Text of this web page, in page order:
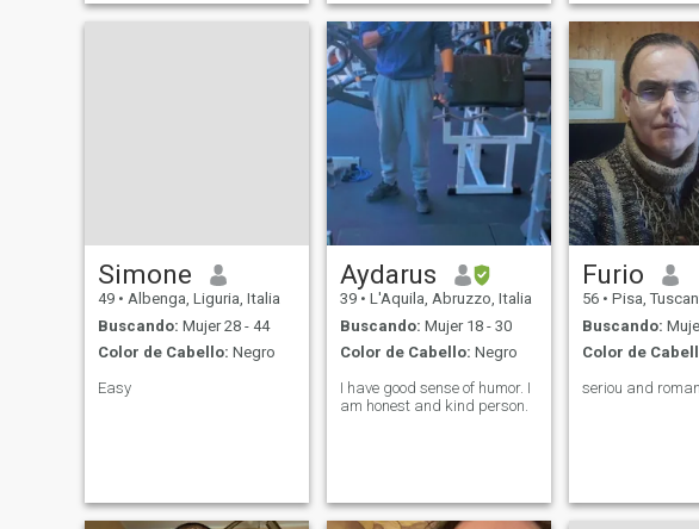
Simone
49 • Albenga, Liguria, Italia
Buscando: Mujer 28 - 44
Color de Cabello: Negro
Easy
Aydarus
39 • L'Aquila, Abruzzo, Italia
Buscando: Mujer 18 - 30
Color de Cabello: Negro
I have good sense of humor. I
am honest and kind person.
Furio
56 • Pisa,
Buscando:
Color de
seriou and